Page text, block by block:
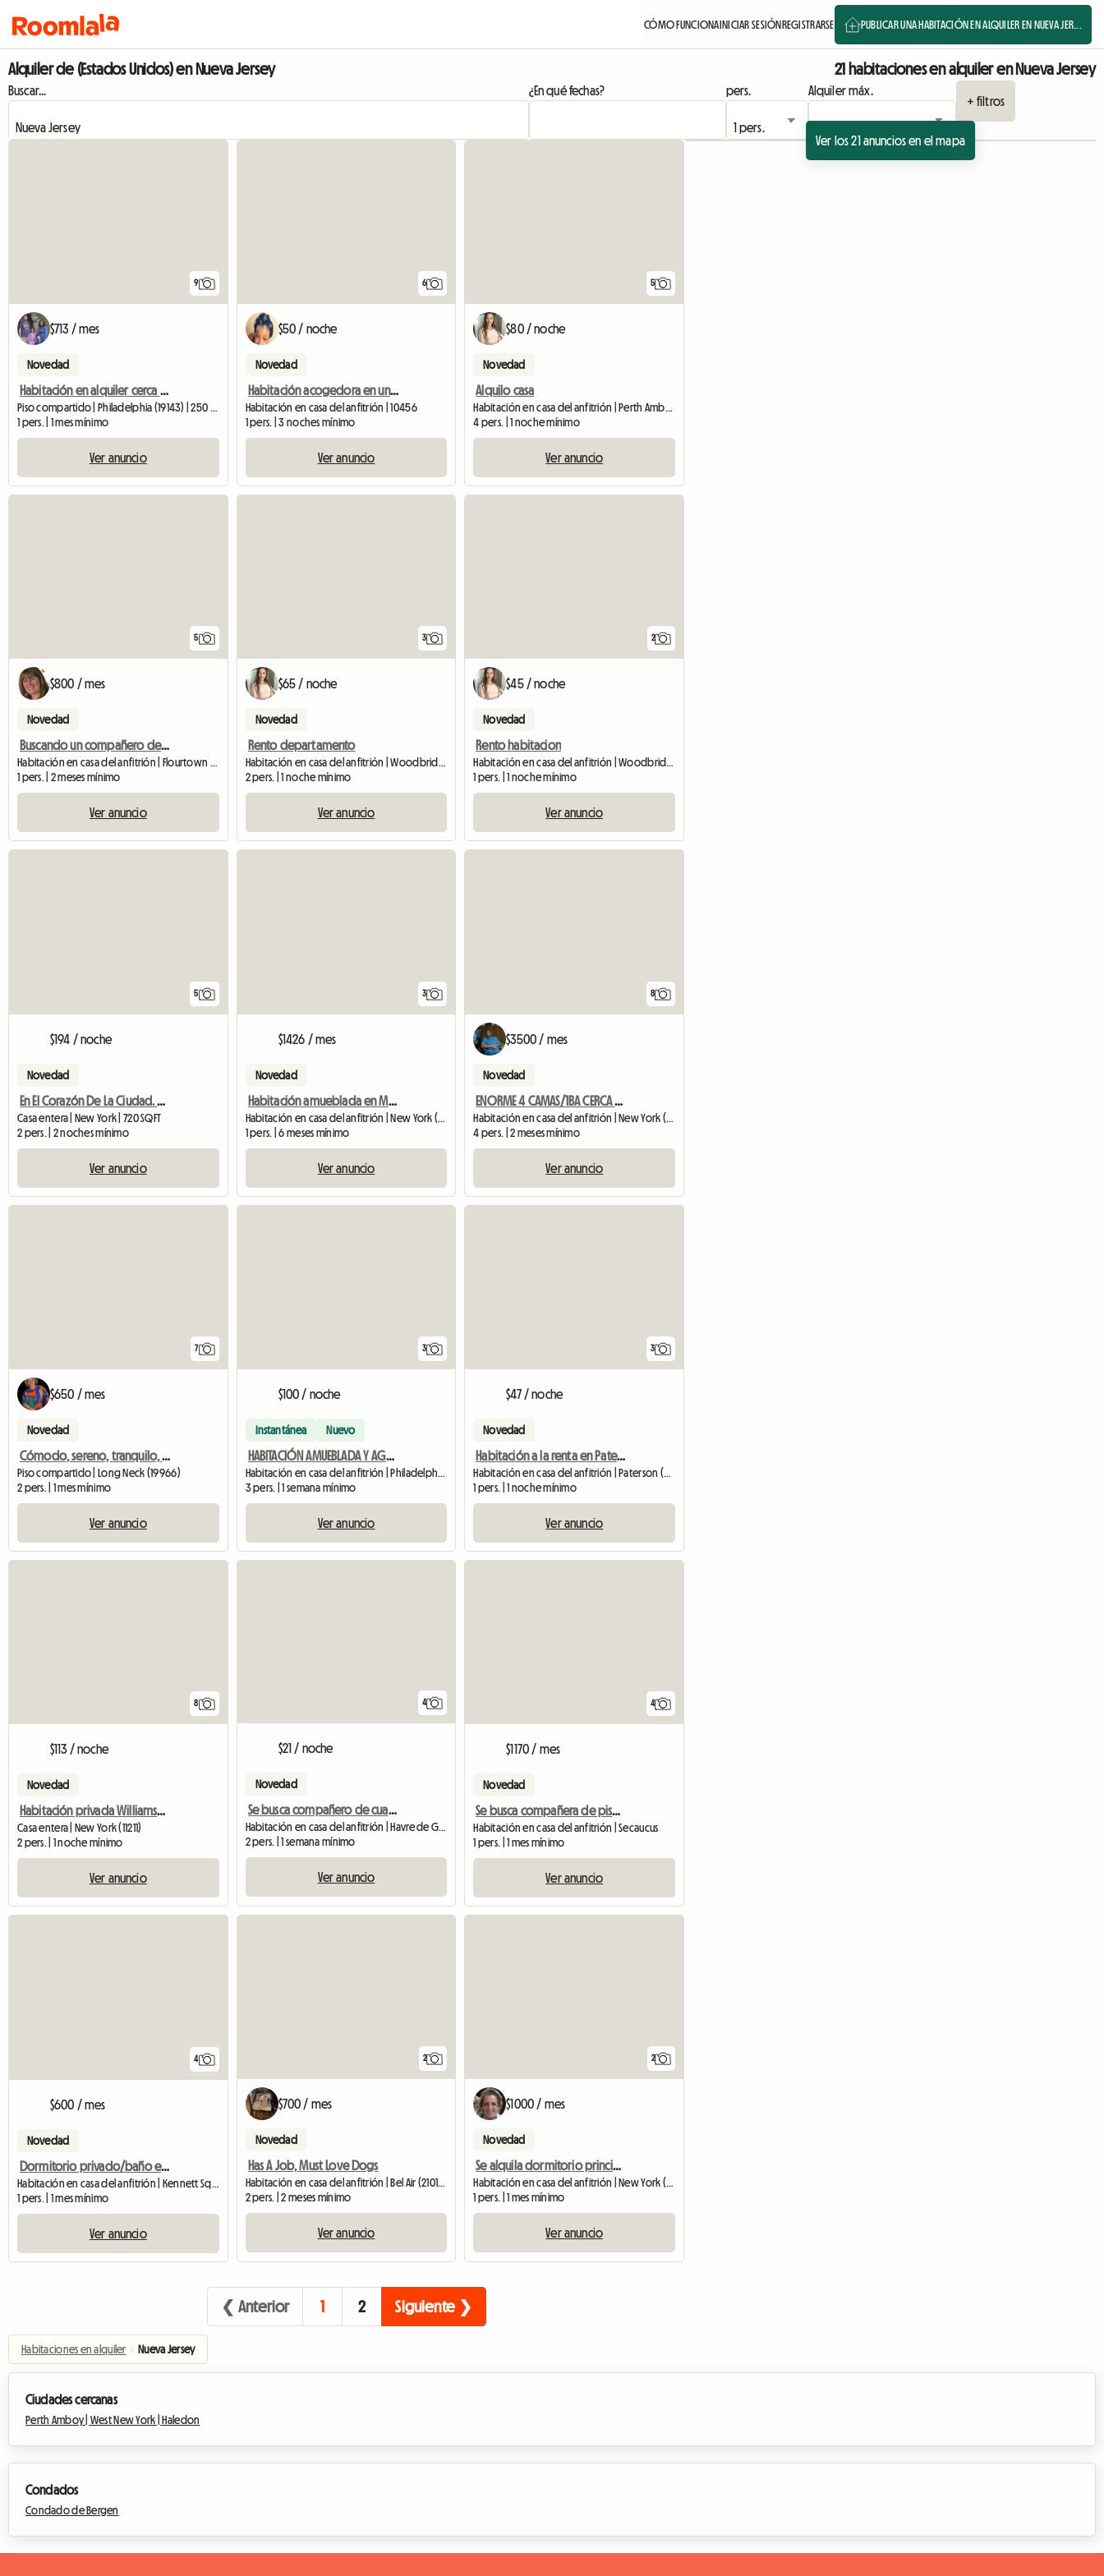
CÓMO FUNCIONAINICIAR SESIÓNREGISTRARSE PUBLICAR UNA HABITACIÓN EN ALQUILER EN NUEVA JER...
Alquiler de (Estados Unidos) en Nueva Jersey 21 habitaciones en alquiler en Nueva Jersey
Buscar... ¿En qué fechas? pers.
Alquiler máx.
+ filtros
Ver los 21 anuncios en el mapa
9
$713 / mes
Novedad
Habitación en alquiler cerca de la Universidad de Pensilvania
Piso compartido | Philadelphia (19143) | 250 SQFT
1 pers. | 1 mes mínimo
Ver anuncio
6
$50 / noche
Novedad
Habitación acogedora en un elegante apartamento cerca del estadio de los Yankees
Habitación en casa del anfitrión | 10456
1 pers. | 3 noches mínimo
Ver anuncio
5
$80 / noche
Novedad
Alquilo casa
Habitación en casa del anfitrión | Perth Amboy (08861) | 150 M2
4 pers. | 1 noche mínimo
Ver anuncio
5
$800 / mes
Novedad
Buscando un compañero de piso responsable
Habitación en casa del anfitrión | Flourtown (19031)
1 pers. | 2 meses mínimo
Ver anuncio
3
$65 / noche
Novedad
Rento departamento
Habitación en casa del anfitrión | Woodbridge Township (08863) | 100 M2
2 pers. | 1 noche mínimo
Ver anuncio
2
$45 / noche
Novedad
Rento habitacion
Habitación en casa del anfitrión | Woodbridge Township (08863) | 70 M2
1 pers. | 1 noche mínimo
Ver anuncio
5
$194 / noche
Novedad
En El Corazón De La Ciudad. Diversión*Espectáculos*Fiestas*
Casa entera | New York | 720 SQFT
2 pers. | 2 noches mínimo
Ver anuncio
3
$1426 / mes
Novedad
Habitación amueblada en Manhattan, Nueva York
1 pers. | 6 meses mínimo
Ver anuncio
8
$3500 / mes
Novedad
ENORME 4 CAMAS/1BA CERCA DEL PARQUE
4 pers. | 2 meses mínimo
Ver anuncio
7
$650 / mes
Novedad
Cómodo, sereno, tranquilo, amueblado.
Piso compartido | Long Neck (19966)
2 pers. | 1 mes mínimo
Ver anuncio
3
$100 / noche
Instantánea Nuevo
HABITACIÓN AMUEBLADA Y AGRADABLE EN FILADELFIA
Habitación en casa del anfitrión | Philadelphia (19144) | 200 M2
3 pers. | 1 semana mínimo
Ver anuncio
3
$47 / noche
Novedad
Habitación a la renta en Paterson, New Jersey
Habitación en casa del anfitrión | Paterson (07524) | 20 M2
1 pers. | 1 noche mínimo
Ver anuncio
8
$113 / noche
Novedad
Habitación privada Williamsburg - Brooklyn
Casa entera | New York (11211)
2 pers. | 1 noche mínimo
Ver anuncio
4
$21 / noche
Novedad
Se busca compañero de cuarto
Habitación en casa del anfitrión | Havre de Grace
2 pers. | 1 semana mínimo
Ver anuncio
4
$1170 / mes
Novedad
Se busca compañera de piso femenina/Secaucus
Habitación en casa del anfitrión | Secaucus
1 pers. | 1 mes mínimo
Ver anuncio
4
$600 / mes
Novedad
Dormitorio privado/baño en alquiler
1 pers. | 1 mes mínimo
Ver anuncio
2
$700 / mes
Novedad
Has A Job, Must Love Dogs
Habitación en casa del anfitrión | Bel Air (21015)
2 pers. | 2 meses mínimo
Ver anuncio
2
$1000 / mes
Novedad
Se alquila dormitorio principal
Habitación en casa del anfitrión | New York (10306)
1 pers. | 1 mes mínimo
Ver anuncio
❮ Anterior 1 2 Siguiente ❯
Habitaciones en alquiler › Nueva Jersey
Ciudades cercanas
Perth Amboy | West New York |Haledon
Condados
Condado de Bergen